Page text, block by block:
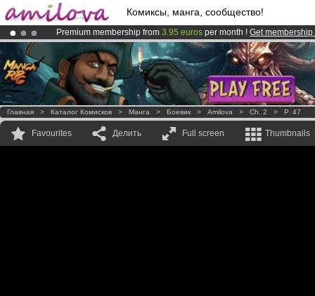
Комиксы, манга, сообщество!
Premium membership from 3.95 euros per month ! Get membership
Already 100000membersand 1000comics & mangas!.
AmilovaKickstarter is now LIVE!.
Главная > Каталог Комисков > Манга > Боевик > Amilova > Ch. 2 > P. 47
Favourites Делить Full screen Thumbnails